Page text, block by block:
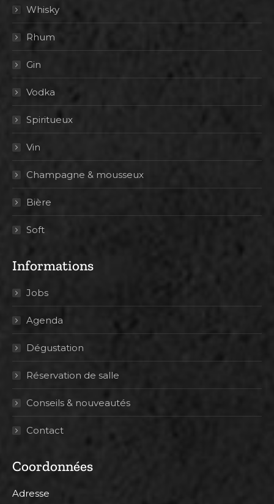
Whisky
Rhum
Gin
Vodka
Spiritueux
Vin
Champagne & mousseux
Bière
Soft
Informations
Jobs
Agenda
Dégustation
Réservation de salle
Conseils & nouveautés
Contact
Coordonnées
Adresse